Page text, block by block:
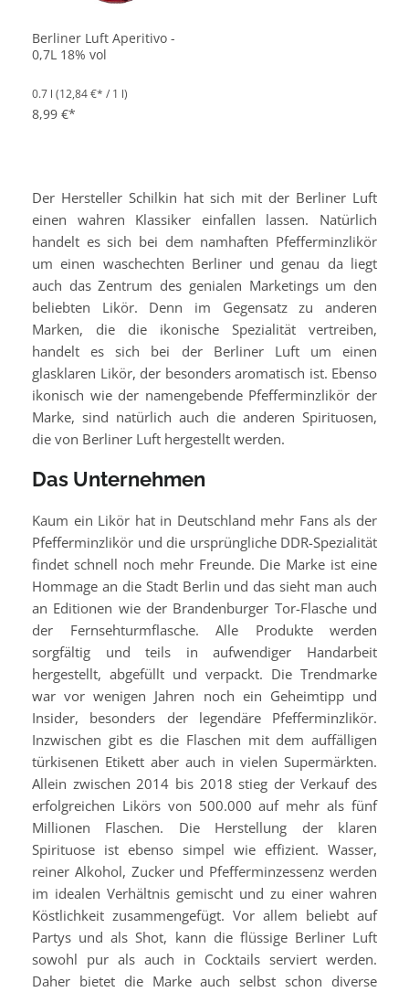
Berliner Luft Aperitivo -
0,7L 18% vol
0.7 l (12,84 €* / 1 l)
8,99 €*
Der Hersteller Schilkin hat sich mit der Berliner Luft
einen wahren Klassiker einfallen lassen. Natürlich
handelt es sich bei dem namhaften Pfefferminzlikör
um einen waschechten Berliner und genau da liegt
auch das Zentrum des genialen Marketings um den
beliebten Likör. Denn im Gegensatz zu anderen
Marken, die die ikonische Spezialität vertreiben,
handelt es sich bei der Berliner Luft um einen
glasklaren Likör, der besonders aromatisch ist. Ebenso
ikonisch wie der namengebende Pfefferminzlikör der
Marke, sind natürlich auch die anderen Spirituosen,
die von Berliner Luft hergestellt werden.
Das Unternehmen
Kaum ein Likör hat in Deutschland mehr Fans als der
Pfefferminzlikör und die ursprüngliche DDR-Spezialität
findet schnell noch mehr Freunde. Die Marke ist eine
Hommage an die Stadt Berlin und das sieht man auch
an Editionen wie der Brandenburger Tor-Flasche und
der Fernsehturmflasche. Alle Produkte werden
sorgfältig und teils in aufwendiger Handarbeit
hergestellt, abgefüllt und verpackt. Die Trendmarke
war vor wenigen Jahren noch ein Geheimtipp und
Insider, besonders der legendäre Pfefferminzlikör.
Inzwischen gibt es die Flaschen mit dem auffälligen
türkisenen Etikett aber auch in vielen Supermärkten.
Allein zwischen 2014 bis 2018 stieg der Verkauf des
erfolgreichen Likörs von 500.000 auf mehr als fünf
Millionen Flaschen. Die Herstellung der klaren
Spirituose ist ebenso simpel wie effizient. Wasser,
reiner Alkohol, Zucker und Pfefferminzessenz werden
im idealen Verhältnis gemischt und zu einer wahren
Köstlichkeit zusammengefügt. Vor allem beliebt auf
Partys und als Shot, kann die flüssige Berliner Luft
sowohl pur als auch in Cocktails serviert werden.
Daher bietet die Marke auch selbst schon diverse